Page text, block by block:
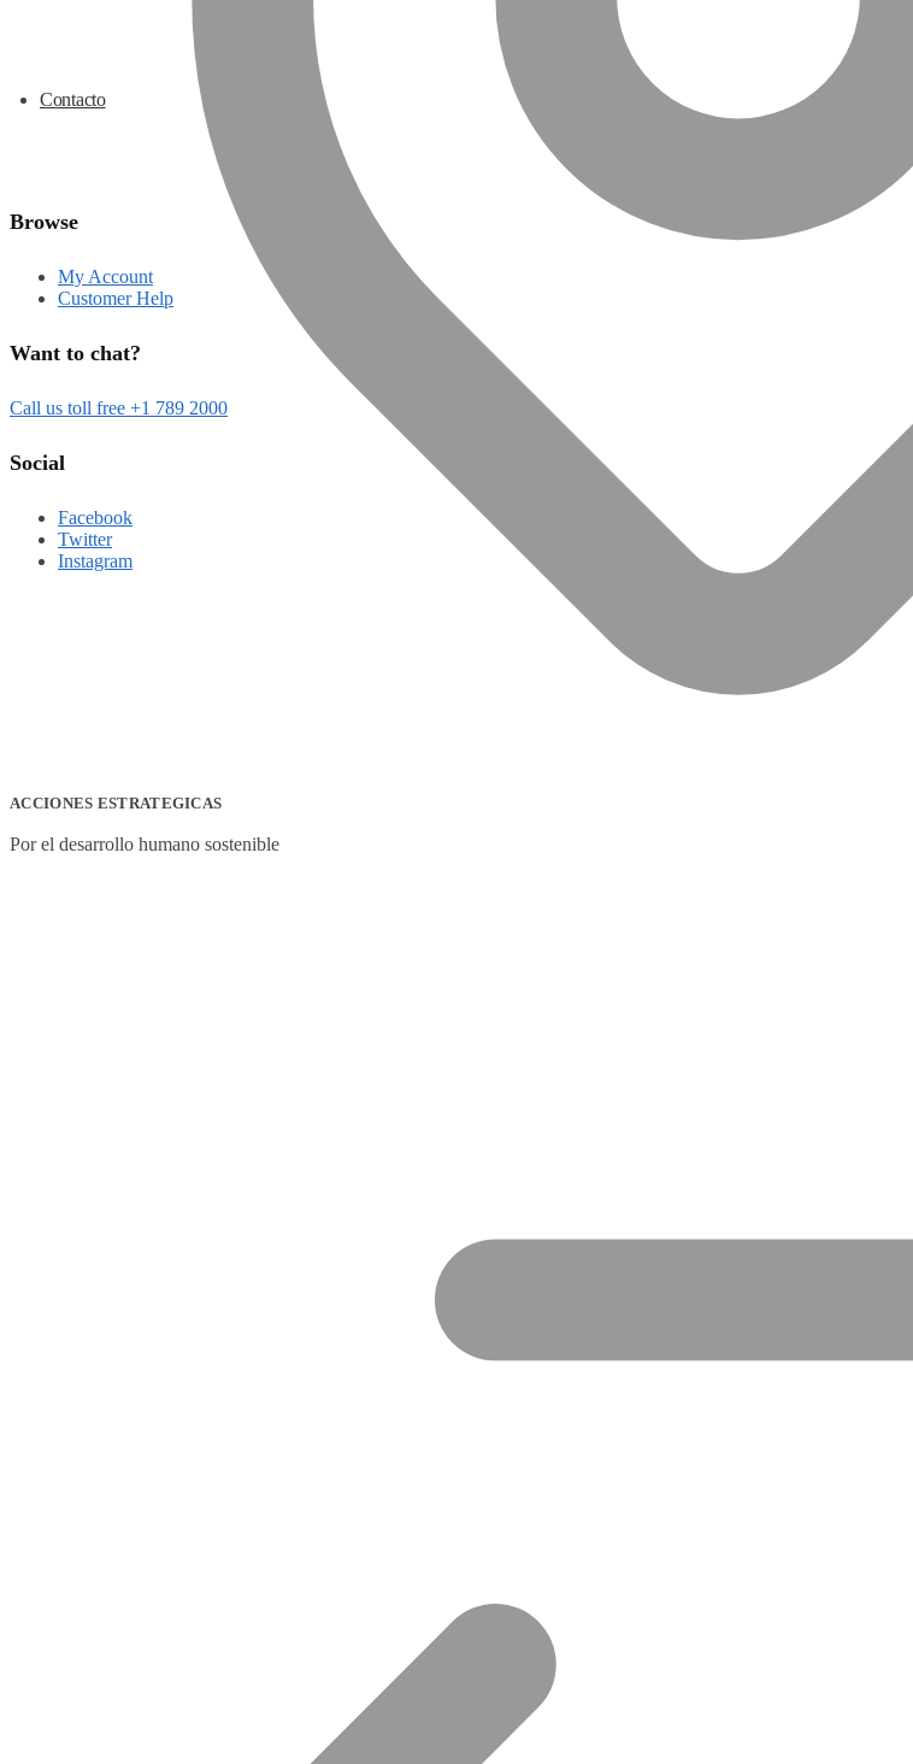
Contacto
Browse
My Account
Customer Help
Want to chat?
Call us toll free +1 789 2000
Social
Facebook
Twitter
Instagram
ACCIONES ESTRATEGICAS
Por el desarrollo humano sostenible